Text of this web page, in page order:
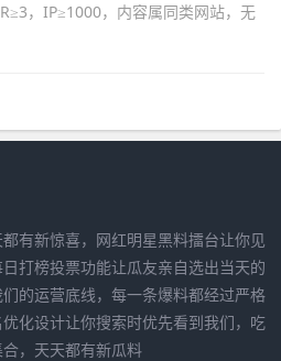
，IP≥1000，内容属同类网站，无
有新惊喜，网红明星黑料擂台让你见
打榜投票功能让瓜友亲自选出当天的
的运营底线，每一条爆料都经过严格
化设计让你搜索时优先看到我们，吃
，天天都有新瓜料